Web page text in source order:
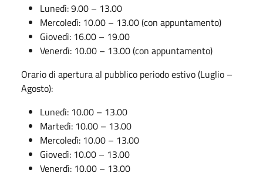
Lunedì: 9.00 – 13.00
Mercoledì: 10.00 – 13.00 (con appuntamento)
Giovedì: 16.00 – 19.00
Venerdì: 10.00 – 13.00 (con appuntamento)
Orario di apertura al pubblico periodo estivo (Luglio –
Agosto):
Lunedì: 10.00 – 13.00
Martedì: 10.00 – 13.00
Mercoledì: 10.00 – 13.00
Giovedì: 10.00 – 13.00
Venerdì: 10.00 – 13.00